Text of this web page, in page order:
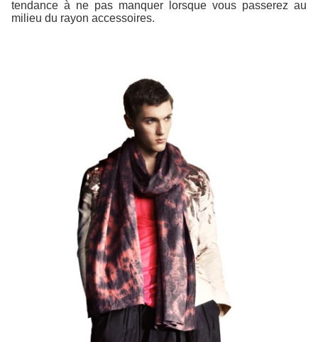
tendance à ne pas manquer lorsque vous passerez au
milieu du rayon accessoires.